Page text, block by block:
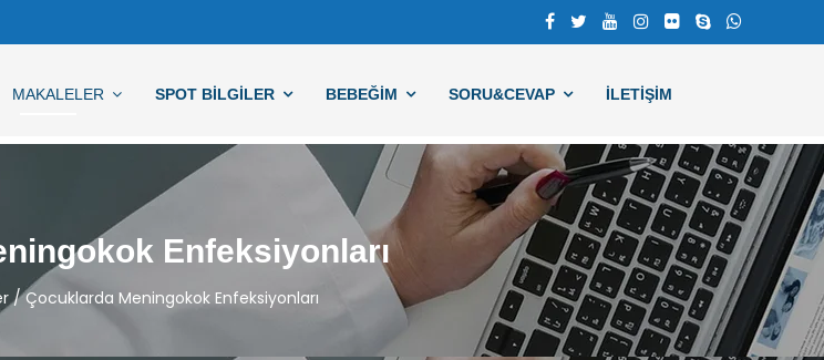
MAKALELER SPOT BILGILER BEBEĞIM SORU&CEVAP İLETİŞİM
Enfeksiyonları
/ Çocuklarda Meningokok Enfeksiyonları